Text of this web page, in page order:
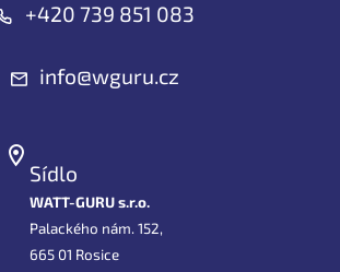
+420 739 851 083
info@wguru.cz
Sídlo
WATT-GURU s.r.o.
Palackého nám. 152,
665 01 Rosice